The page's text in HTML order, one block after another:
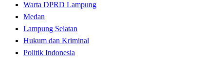
Warta DPRD Lampung
Medan
Lampung Selatan
Hukum dan Kriminal
Politik Indonesia